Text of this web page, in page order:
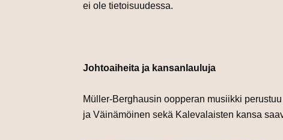
ei ole tietoisuudessa.
Johtoaiheita ja kansanlauluja
Müller-Berghausin oopperan musiikki
ja Väinämöinen sekä Kalevalaisten kansa